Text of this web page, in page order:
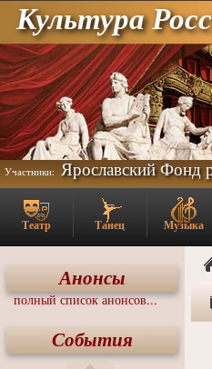
Культура
Участники: Ярославский Фонд
Театр Танец Музыка
Анонсы
полный список анонсов...
События